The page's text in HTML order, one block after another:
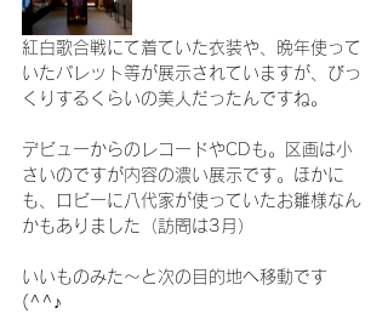
紅白歌合戦にて着ていた衣装や、晩年使って
いたパレット等が展示されていますが、びっ
くりするくらいの美人だったんですね。
デビューからのレコードやCDも。区画は小
さいのですが内容の濃い展示です。ほかに
も、ロビーに八代家が使っていたお雛様なん
かもありました（訪問は3月）
いいものみた～と次の目的地へ移動です
(^^♪